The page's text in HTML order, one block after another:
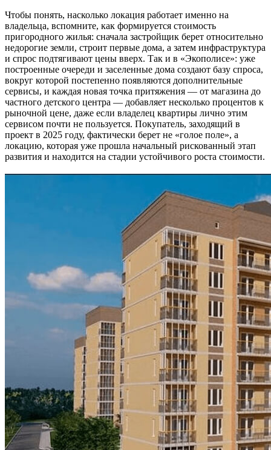
Чтобы понять, насколько локация работает именно на
владельца, вспомните, как формируется стоимость
пригородного жилья: сначала застройщик берет относительно
недорогие земли, строит первые дома, а затем инфраструктура
и спрос подтягивают цены вверх. Так и в «Экополисе»: уже
построенные очереди и заселенные дома создают базу спроса,
вокруг которой постепенно появляются дополнительные
сервисы, и каждая новая точка притяжения — от магазина до
частного детского центра — добавляет несколько процентов к
рыночной цене, даже если владелец квартиры лично этим
сервисом почти не пользуется. Покупатель, заходящий в
проект в 2025 году, фактически берет не «голое поле», а
локацию, которая уже прошла начальный рискованный этап
развития и находится на стадии устойчивого роста стоимости.